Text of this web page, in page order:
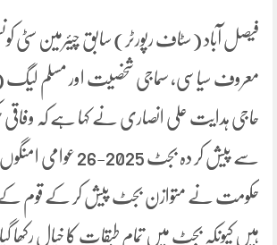
معروف سیاسی، سماجی شخصیت اور مسلم
حاجی ہدایت علی انصاری نے کہا ہے کہ
سے پیش کر دہ بجٹ 2025-
حکومت نے متوازن بجٹ پیش کر کے قوم
ہیں کیونکہ بجٹ میں تمام طبقات کا خیال رکھا